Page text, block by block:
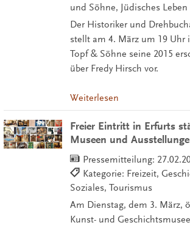
und Söhne, Jüdisches Leben
Der Historiker und
stellt am 4. März um 19 Uhr
Topf & Söhne seine 2015
über Fredy Hirsch vor.
Weiterlesen
Freier Eintritt in Erfurts
Museen und
Pressemitteilung:
Kategorie: Freizeit,
Soziales, Tourismus
Am Dienstag, dem 3. März,
Kunst- und